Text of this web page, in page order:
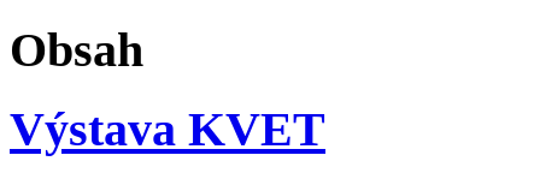
Obsah
Výstava KVET